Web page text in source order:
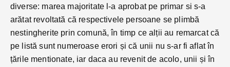
diverse: marea majoritate l-a aprobat pe primar si s-a
arătat revoltată că respectivele persoane se plimbă
nestingherite prin comună, în timp ce alții au remarcat că
pe listă sunt numeroase erori și că unii nu s-ar fi aflat în
țările mentionate, iar daca au revenit de acolo, unii și în